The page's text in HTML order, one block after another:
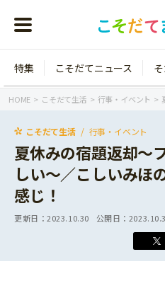
年齢から探す
年中
特集 こそだてニュース
HOME こそだて生活 行事・イベント
こそだて生活 行事・イベント
夏休みの宿題返却～
しい～／こしいみほ
感じ！
更新日：2023.10.30 公開日：